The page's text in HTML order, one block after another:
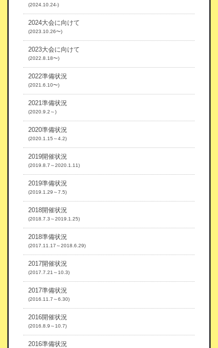
(2024.10.24-)
2024大会に向けて
(2023.10.26〜)
2023大会に向けて
(2022.8.18〜)
2022準備状況
(2021.6.10〜)
2021準備状況
(2020.9.2～)
2020準備状況
(2020.1.15～4.2)
2019開催状況
(2019.8.7～2020.1.11)
2019準備状況
(2019.1.29～7.5)
2018開催状況
(2018.7.3～2019.1.25)
2018準備状況
(2017.11.17～2018.6.29)
2017開催状況
(2017.7.21～10.3)
2017準備状況
(2016.11.7～6.30)
2016開催状況
(2016.8.9～10.7)
2016準備状況